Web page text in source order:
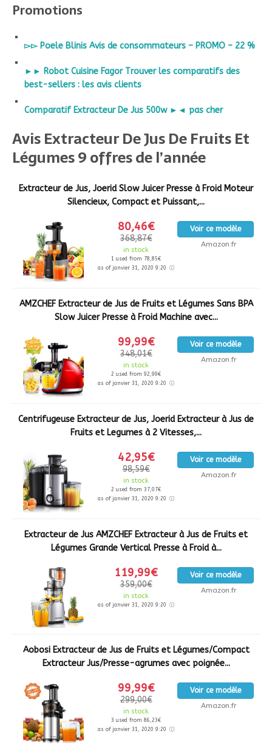
Promotions
▻▻ Poele Blinis Avis de consommateurs – PROMO – 22 %
►► Robot Cuisine Fagor Trouver les comparatifs des
best-sellers : les avis clients
Comparatif Extracteur De Jus 500w ►◄ pas cher
Avis Extracteur De Jus De Fruits Et
Légumes 9 offres de l’année
Extracteur de Jus, Joerid Slow Juicer Presse à Froid Moteur
Silencieux, Compact et Puissant,...
80,46€
368,87€
in stock
1 used from 78,85€
as of janvier 31, 2020 9:20
Voir ce modèle
Amazon.fr
AMZCHEF Extracteur de Jus de Fruits et Légumes Sans BPA
Slow Juicer Presse à Froid Machine avec...
99,99€
348,01€
in stock
2 used from 92,99€
as of janvier 31, 2020 9:20
Voir ce modèle
Amazon.fr
Centrifugeuse Extracteur de Jus, Joerid Extracteur à Jus de
Fruits et Legumes à 2 Vitesses,...
42,95€
98,59€
in stock
2 used from 37,07€
as of janvier 31, 2020 9:20
Voir ce modèle
Amazon.fr
Extracteur de Jus AMZCHEF Extracteur à Jus de Fruits et
Légumes Grande Vertical Presse à Froid à...
119,99€
359,00€
in stock
as of janvier 31, 2020 9:20
Voir ce modèle
Amazon.fr
Aobosi Extracteur de Jus de Fruits et Légumes/Compact
Extracteur Jus/Presse-agrumes avec poignée...
99,99€
299,00€
in stock
3 used from 86,23€
as of janvier 31, 2020 9:20
Voir ce modèle
Amazon.fr